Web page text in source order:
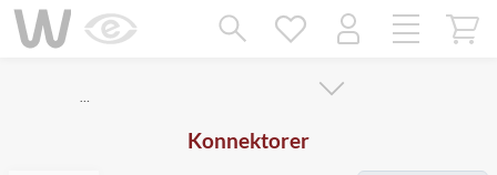
…
Konnektorer
Mangler chatten?
Ret samtykke!